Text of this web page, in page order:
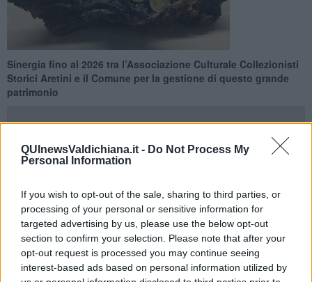
QUInewsValdichiana.it - Do Not Process My
Personal Information
If you wish to opt-out of the sale, sharing to third parties, or
processing of your personal or sensitive information for
targeted advertising by us, please use the below opt-out
section to confirm your selection. Please note that after your
opt-out request is processed you may continue seeing
interest-based ads based on personal information utilized by
Sinergia fino al 2026 tra l’Associazione Culturale Collezionisti
Storici Aretini e il Comune per la gestione di questo grande
patrimonio
fino al 31 dicembre 2026, laconvenzione tra l’Associazione
Culturale Collezionisti Storici Aretini e il Comune di Castiglion
Fiorentinoper la gestione permanente delMedagliere
dell’Europa Napoleonica .
“L’idea è quella diampliareulteriormente l’offerta e organizzare,
con cadenza annuale,mostre tematiche basate sulla selezione di